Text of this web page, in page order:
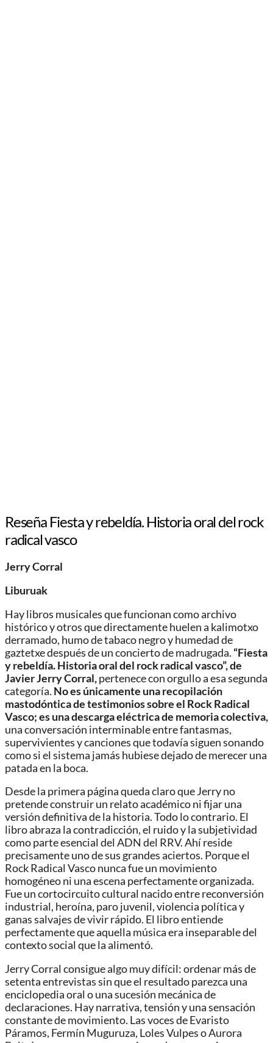
Reseña Fiesta y rebeldía. Historia oral del rock
radical vasco
Jerry Corral
Liburuak
Hay libros musicales que funcionan como archivo
histórico y otros que directamente huelen a kalimotxo
derramado, humo de tabaco negro y humedad de
gaztetxe después de un concierto de madrugada. “Fiesta
y rebeldía. Historia oral del rock radical vasco”, de
Javier Jerry Corral,pertenece con orgullo a esa segunda
categoría. No es únicamente una recopilación
mastodóntica de testimonios sobre el Rock Radical
Vasco; es una descarga eléctrica de memoria colectiva,
una conversación interminable entre fantasmas,
supervivientes y canciones que todavía siguen sonando
como si el sistema jamás hubiese dejado de merecer una
patada en la boca.
Desde la primera página queda claro que Jerry no
pretende construir un relato académico ni fijar una
versión definitiva de la historia. Todo lo contrario. El
libro abraza la contradicción, el ruido y la subjetividad
como parte esencial del ADN del RRV. Ahí reside
precisamente uno de sus grandes aciertos. Porque el
Rock Radical Vasco nunca fue un movimiento
homogéneo ni una escena perfectamente organizada.
Fue un cortocircuito cultural nacido entre reconversión
industrial, heroína, paro juvenil, violencia política y
ganas salvajes de vivir rápido. El libro entiende
perfectamente que aquella música era inseparable del
contexto social que la alimentó.
Jerry Corral consigue algo muy difícil: ordenar más de
setenta entrevistas sin que el resultado parezca una
enciclopedia oral o una sucesión mecánica de
declaraciones. Hay narrativa, tensión y una sensación
constante de movimiento. Las voces de Evaristo
Páramos, Fermín Muguruza, Loles Vulpes o Aurora